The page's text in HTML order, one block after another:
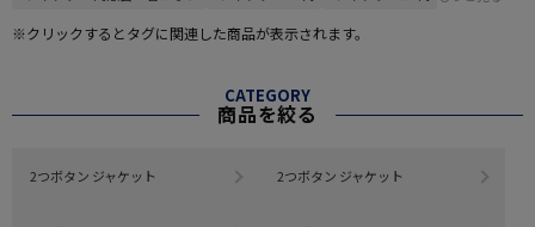
※クリックするとタグに関連した商品が表示されます。
CATEGORY
商品を絞る
2つボタン ジャケット 2つボタン ジャケット